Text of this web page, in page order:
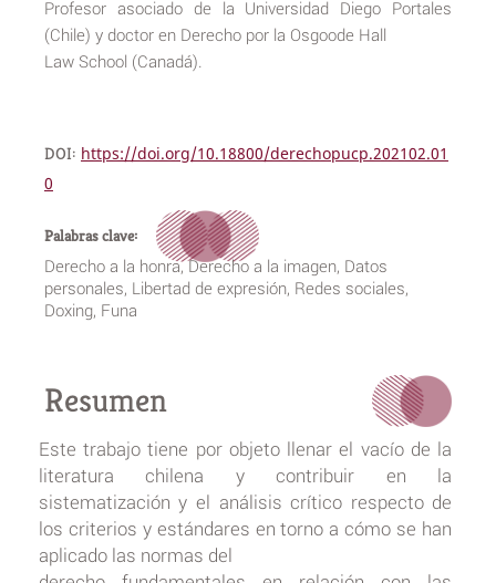
Profesor asociado de la Universidad Diego Portales
(Chile) y doctor en Derecho por la Osgoode Hall
Law School (Canadá).
DOI: https://doi.org/10.18800/derechopucp.202102.01
0
Palabras clave:
Derecho a la honra, Derecho a la imagen, Datos
personales, Libertad de expresión, Redes sociales,
Doxing, Funa
Resumen
Este trabajo tiene por objeto llenar el vacío de la
literatura chilena y contribuir en la
sistematización y el análisis crítico respecto de
los criterios y estándares en torno a cómo se han
aplicado las normas del